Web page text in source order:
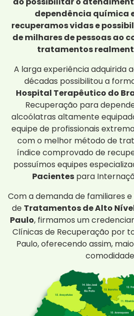
dependência química
recuperamos vidas e
de milhares de pessoas ao
tratamentos
A larga experiência adquirida
décadas possibilitou a
Hospital Terapêutico do
Recuperação para
alcoólatras altamente
equipe de profissionais
com o melhor método de
índice comprovado de
possuímos equipes
Pacientes para
Com a demanda de familiares
de Tratamentos de Alto
Paulo, firmamos um
Clínicas de Recuperação por
Paulo, oferecendo assim,